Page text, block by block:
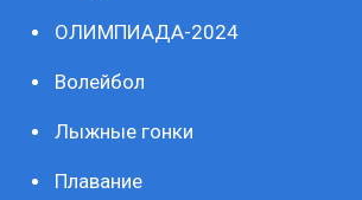
ОЛИМПИАДА-2024
Волейбол
Лыжные гонки
Плавание